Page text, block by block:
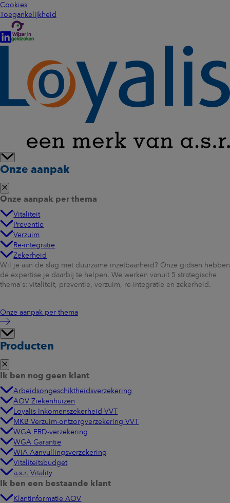
Cookies
Toegankelijkheid
Onze aanpak
Onze aanpak per thema
Vitaliteit
Preventie
Verzuim
Re-integratie
Zekerheid
Wil je aan de slag met duurzame inzetbaarheid? Onze gidsen hebben
de expertise je daarbij te helpen. We werken vanuit 5 strategische
thema's: vitaliteit, preventie, verzuim, re-integratie en zekerheid.
Onze aanpak per thema
Producten
Ik ben nog geen klant
Arbeidsongeschiktheidsverzekering
AOV Ziekenhuizen
Loyalis Inkomenszekerheid VVT
MKB Verzuim-ontzorgverzekering VVT
WGA ERD-verzekering
WGA Garantie
WIA Aanvullingsverzekering
Vitaliteitsbudget
a.s.r. Vitality
Ik ben een bestaande klant
Klantinformatie AOV